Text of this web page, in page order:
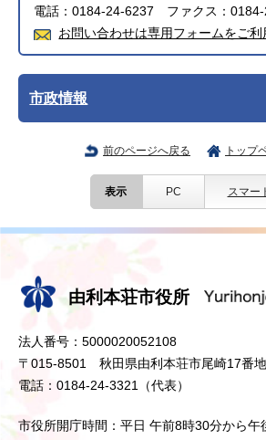
電話：0184-24-6237 ファクス：
お問い合わせは専用フォームをご利
市政情報
前のページへ戻る トップ
表示 PC スマー
由利本荘市役所
法人番号：5000020052108
〒015-8501 秋田県由利本荘市尾崎17番地
電話：0184-24-3321（代表）
市役所開庁時間：平日 午前8時30分から午